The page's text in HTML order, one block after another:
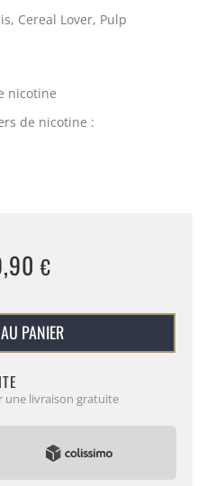
Cereal Lover, Pulp
nicotine
de nicotine :
€
PANIER
une livraison gratuite